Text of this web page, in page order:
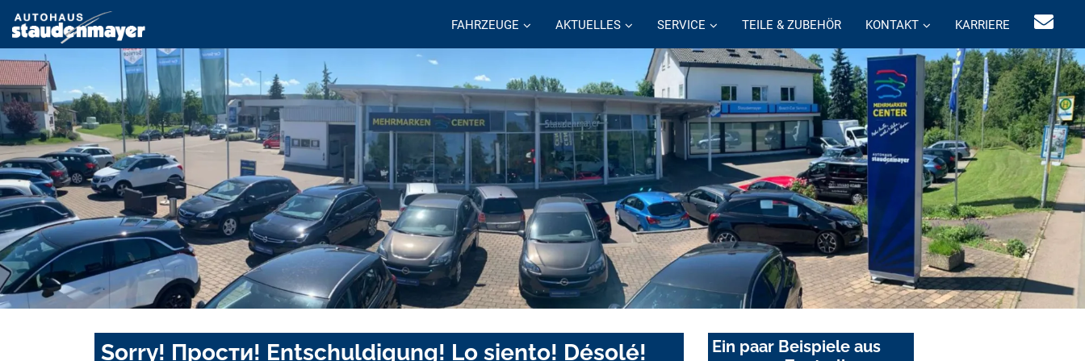
FAHRZEUGE AKTUELLES SERVICE TEILE & ZUBEHÖR KONTAKT KARRIERE
Sorry! Прости! Entschuldigung! Lo siento! Désolé!
Ein paar Beispiele aus